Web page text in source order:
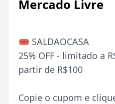
Mercado Livre
🎟️ SALDAOCASA
25% OFF - limitado a
partir de R$100
Copie o cupom e